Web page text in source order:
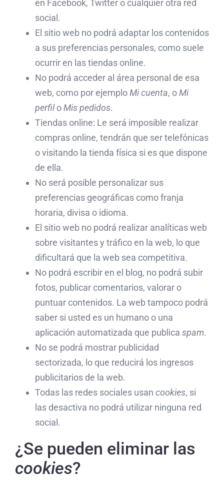
en Facebook, Twitter o cualquier otra red
social.
El sitio web no podrá adaptar los contenidos
a sus preferencias personales, como suele
ocurrir en las tiendas online.
No podrá acceder al área personal de esa
web, como por ejemploMi cuenta, oMi
perfiloMis pedidos.
Tiendas online: Le será imposible realizar
compras online, tendrán que ser telefónicas
o visitando la tienda física si es que dispone
de ella.
No será posible personalizar sus
preferencias geográficas como franja
horaria, divisa o idioma.
El sitio web no podrá realizar analíticas web
sobre visitantes y tráfico en la web, lo que
dificultará que la web sea competitiva.
No podrá escribir en el blog, no podrá subir
fotos, publicar comentarios, valorar o
puntuar contenidos. La web tampoco podrá
saber si usted es un humano o una
aplicación automatizada que publica spam.
No se podrá mostrar publicidad
sectorizada, lo que reducirá los ingresos
publicitarios de la web.
Todas las redes sociales usan cookies, si
las desactiva no podrá utilizar ninguna red
social.
¿Se pueden eliminar las
cookies?